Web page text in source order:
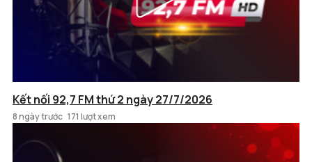
Kết nối 92,7 FM thứ 2 ngày 27/7/2026
8 ngày trước 171 lượt xem